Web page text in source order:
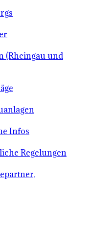
(Rheingau und
Infos
Regelungen